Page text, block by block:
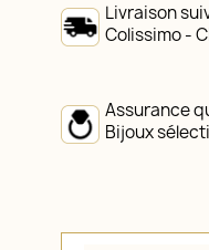
Livraison
Colissimo -
Assurance
Bijoux